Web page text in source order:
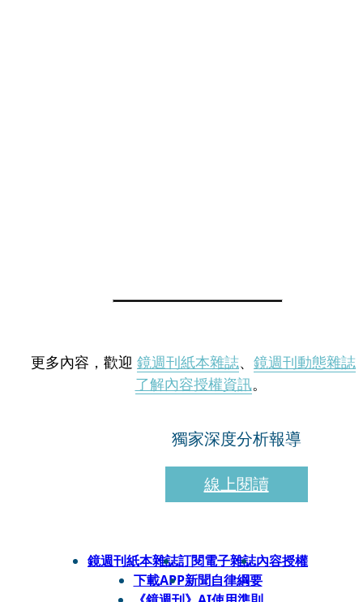
更多內容，歡迎 鏡週刊紙本雜誌、 鏡週刊動態雜誌
了解內容授權資訊。
獨家深度分析報導
線上閱讀
鏡週刊紙本雜誌訂閱電子雜誌內容授權
下載APP新聞自律綱要